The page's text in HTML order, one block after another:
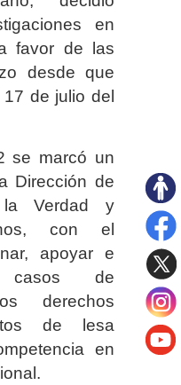
en
favor de las
desde que
de julio del
se marcó un
Dirección de
Verdad y
con el
apoyar e
casos de
derechos
de lesa
en